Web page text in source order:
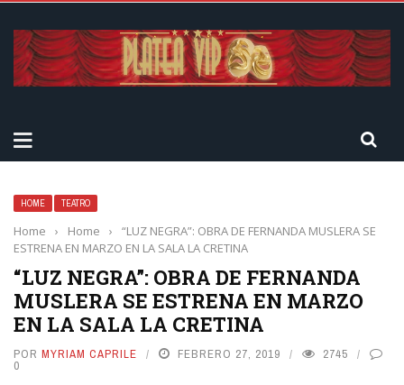
HOME TEATRO
Home › Home ›
“LUZ NEGRA”: OBRA DE FERNANDA MUSLERA SE
ESTRENA EN MARZO EN LA SALA LA CRETINA
“LUZ NEGRA”: OBRA DE FERNANDA
MUSLERA SE ESTRENA EN MARZO
EN LA SALA LA CRETINA
POR MYRIAM CAPRILE FEBRERO 27, 2019 2745
0